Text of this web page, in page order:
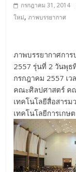
กรกฎาคม 31, 2014
ใหม่,ภาพบรรยากาศ
ภาพบรรยากาศกา
2557 รุ่นที่ 2 วันพุธ
กรกฎาคม 2557 เ
คณะศิลปศาสตร์ ค
เทคโนโลยีสื่อสาร
เทคโนโลยีการเกษ